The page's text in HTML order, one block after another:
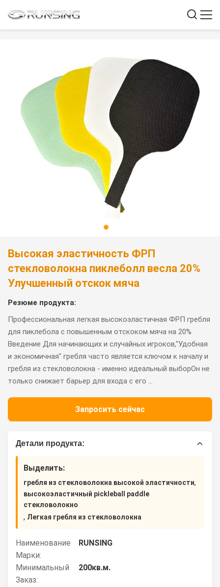
Высокая эластичность ФРП
стекловолокна пиклеболл весла 20%
Улучшенный отскок мяча
Резюме продукта:
Профессиональная легкая высокоэластичная ФРП гребля
для пиклебола с повышенным отскоком мяча на 20%
Введение Для начинающих и случайных игроков,"Удобная
и экономичная" гребля часто является ключом к началу и
гребля из стекловолокна - именно идеальный выборОн не
только снижает барьер для входа с его ...
Запросить сейчас
Детали продукта:
Выделить:
гребля из стекловолокна высокой эластичности,
высокоэластичный pickleball paddle
стекловолокно
, Легкая гребля из стекловолокна
Наименование
Марки:
RUNSING
Минимальный
Заказ:
200кв.м.